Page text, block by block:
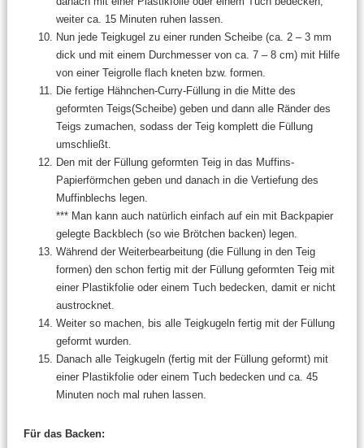
weiter ca. 15 Minuten ruhen lassen.
Nun jede Teigkugel zu einer runden Scheibe (ca. 2 – 3 mm
dick und mit einem Durchmesser von ca. 7 – 8 cm) mit Hilfe
von einer Teigrolle flach kneten bzw. formen.
Die fertige Hähnchen-Curry-Füllung in die Mitte des
geformten Teigs(Scheibe) geben und dann alle Ränder des
Teigs zumachen, sodass der Teig komplett die Füllung
umschließt.
Den mit der Füllung geformten Teig in das Muffins-
Papierförmchen geben und danach in die Vertiefung des
Muffinblechs legen.
*** Man kann auch natürlich einfach auf ein mit Backpapier
gelegte Backblech (so wie Brötchen backen) legen.
Während der Weiterbearbeitung (die Füllung in den Teig
formen) den schon fertig mit der Füllung geformten Teig mit
einer Plastikfolie oder einem Tuch bedecken, damit er nicht
austrocknet.
Weiter so machen, bis alle Teigkugeln fertig mit der Füllung
geformt wurden.
Danach alle Teigkugeln (fertig mit der Füllung geformt) mit
einer Plastikfolie oder einem Tuch bedecken und ca. 45
Minuten noch mal ruhen lassen.
Für das Backen: